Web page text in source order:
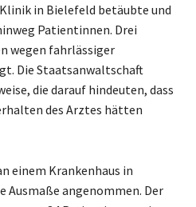
in Bielefeld betäubte und
Patientinnen. Drei
wegen fahrlässiger
Die Staatsanwaltschaft
die darauf hindeuten, dass
des Arztes hätten
einem Krankenhaus in
angenommen. Der